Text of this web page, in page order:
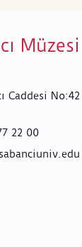
Müzesi
Caddesi
22 00